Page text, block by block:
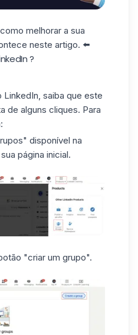
melhorar a sua
neste artigo. ⬅️
?
saiba que este
de alguns cliques. Para
disponível na
página inicial.
"criar um grupo".